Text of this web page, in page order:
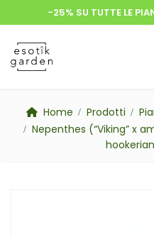
-25% SU TUTTE LE
Home Prodotti
Nepenthes (“Viking” x